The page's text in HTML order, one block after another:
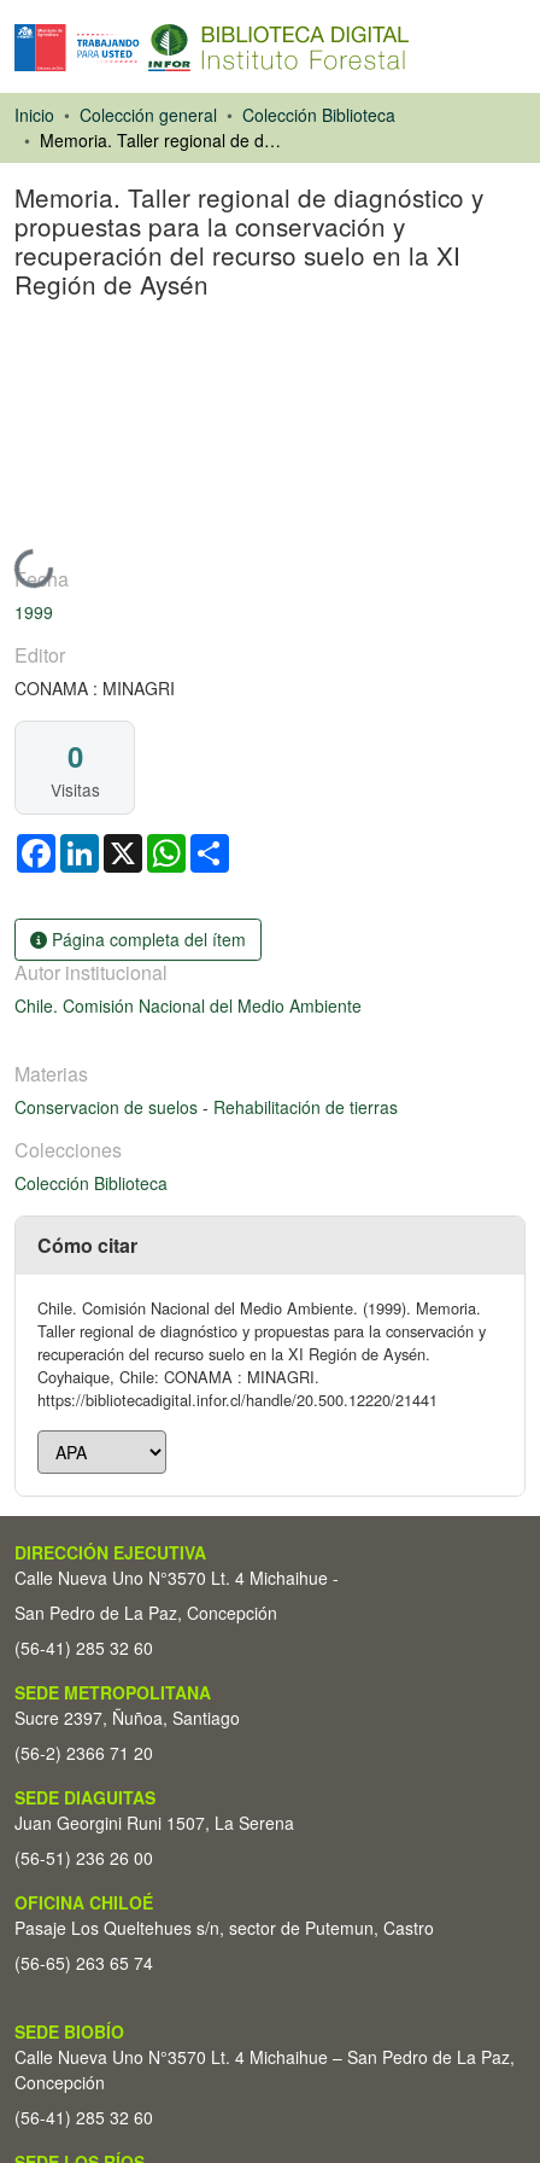
Inicio Colección general
Colección Biblioteca
Memoria. Taller regional de diagnóstico y propuestas para la conservación y recuperación del recurso suelo en la XI Región de Aysén
Memoria. Taller regional de diagnóstico y
propuestas para la conservación y
recuperación del recurso suelo en la XI
Región de Aysén
Cargando...
Fecha
1999
Editor
CONAMA : MINAGRI
0
Visitas
FacebookLinkedIn
X WhatsApp
Página completa del ítem
Autor institucional
Chile. Comisión Nacional del Medio Ambiente
Materias
Conservacion de suelos - Rehabilitación de tierras
Colecciones
Colección Biblioteca
Cómo citar
Chile. Comisión Nacional del Medio Ambiente. (1999). Memoria.
Taller regional de diagnóstico y propuestas para la conservación y
recuperación del recurso suelo en la XI Región de Aysén.
Coyhaique, Chile: CONAMA : MINAGRI.
https://bibliotecadigital.infor.cl/handle/20.500.12220/21441
DIRECCIÓN EJECUTIVA
Calle Nueva Uno N°3570 Lt. 4 Michaihue -
San Pedro de La Paz, Concepción
(56-41) 285 32 60
SEDE METROPOLITANA
Sucre 2397, Ñuñoa, Santiago
(56-2) 2366 71 20
SEDE DIAGUITAS
Juan Georgini Runi 1507, La Serena
(56-51) 236 26 00
OFICINA CHILOÉ
Pasaje Los Queltehues s/n, sector de Putemun, Castro
(56-65) 263 65 74
SEDE BIOBÍO
Calle Nueva Uno N°3570 Lt. 4 Michaihue – San Pedro de La Paz,
Concepción
(56-41) 285 32 60